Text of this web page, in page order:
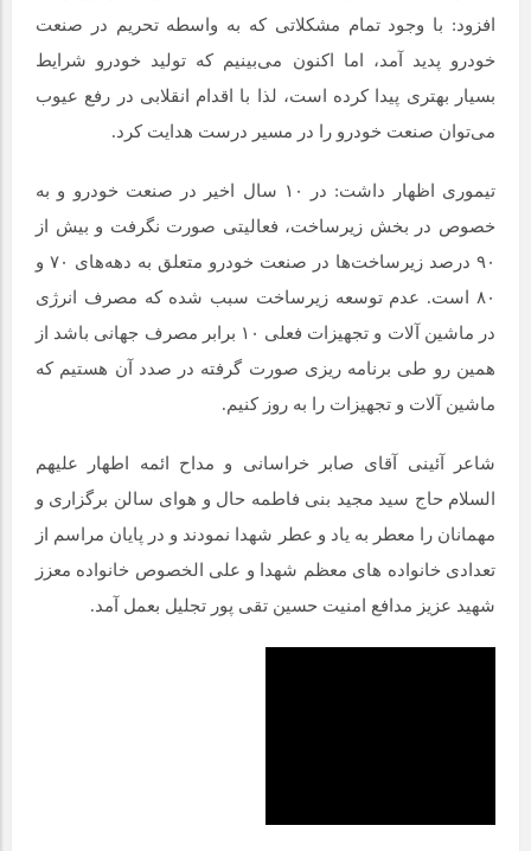
‌افزود: با وجود تمام مشکلاتی که به واسطه تحریم در صنعت
خودرو پدید آمد،‌ اما اکنون می‌بینیم که تولید خودرو شرایط
بسیار بهتری پیدا کرده است، لذا با اقدام انقلابی در رفع عیوب
می‌توان صنعت خودرو را در مسیر درست هدایت کرد.
تیموری اظهار داشت: در ۱۰ سال اخیر در صنعت خودرو و به
خصوص در بخش زیرساخت، فعالیتی صورت نگرفت و بیش از
۹۰ درصد زیرساخت‌ها در صنعت خودرو متعلق به دهه‌های ۷۰ و
۸۰ است. عدم توسعه زیرساخت سبب شده که مصرف انرژی
در ماشین آلات و تجهیزات فعلی ۱۰ برابر مصرف جهانی باشد از
همین رو طی برنامه ریزی صورت گرفته در صدد آن هستیم که
ماشین آلات و تجهیزات را به روز کنیم.
شاعر آئینی آقای صابر خراسانی و مداح ائمه اطهار علیهم
السلام حاج سید مجید بنی فاطمه حال و هوای سالن برگزاری و
مهمانان را معطر به یاد و عطر شهدا نمودند و در پایان مراسم از
تعدادی خانواده های معظم شهدا و علی الخصوص خانواده معزز
شهید عزیز مدافع امنیت حسین تقی پور تجلیل بعمل آمد.